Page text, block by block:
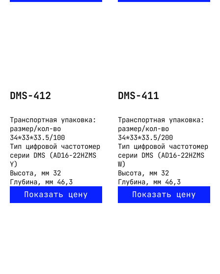
DMS-412
Транспортная упаковка:
размер/кол-во
34*33*33.5/100
Тип цифровой частотомер
серии DMS (AD16-22HZMS
Y)
Высота, мм 32
Глубина, мм 46,3
Показать цену
DMS-411
Транспортная упаковка:
размер/кол-во
34*33*33.5/200
Тип цифровой частотомер
серии DMS (AD16-22HZMS
W)
Высота, мм 32
Глубина, мм 46,3
Показать цену